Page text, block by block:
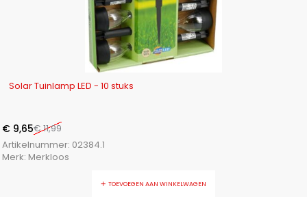
Solar Tuinlamp LED - 10 stuks
€11,99
€ 9,65
Artikelnummer: 02384.1
Merk: Merkloos
TOEVOEGEN AAN WINKELWAGEN